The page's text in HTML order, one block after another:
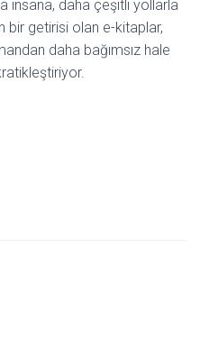
insana, daha çeşitli yollarla
bir getirisi olan e-kitaplar,
daha bağımsız hale